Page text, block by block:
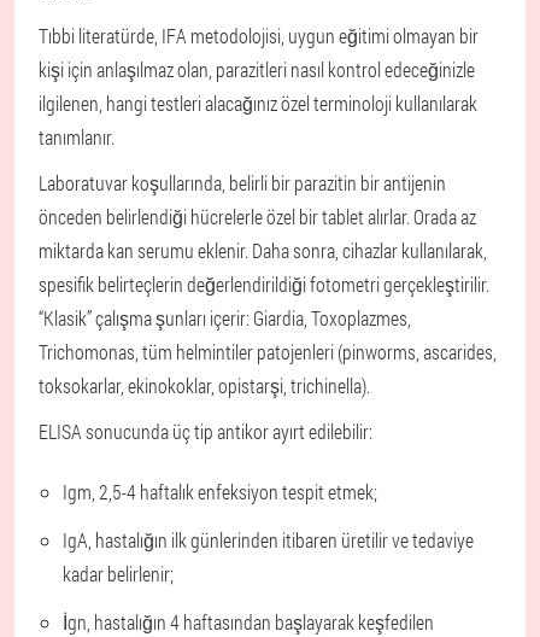
Tıbbi literatürde, IFA metodolojisi, uygun eğitimi olmayan bir
kişi için anlaşılmaz olan, parazitleri nasıl kontrol edeceğinizle
ilgilenen, hangi testleri alacağınız özel terminoloji kullanılarak
tanımlanır.
Laboratuvar koşullarında, belirli bir parazitin bir antijenin
önceden belirlendiği hücrelerle özel bir tablet alırlar. Orada az
miktarda kan serumu eklenir. Daha sonra, cihazlar kullanılarak,
spesifik belirteçlerin değerlendirildiği fotometri gerçekleştirilir.
“Klasik” çalışma şunları içerir: Giardia, Toxoplazmes,
Trichomonas, tüm helmintiler patojenleri (pinworms, ascarides,
toksokarlar, ekinokoklar, opistarşi, trichinella).
ELISA sonucunda üç tip antikor ayırt edilebilir:
Igm , 2,5-4 haftalık enfeksiyon tespit etmek;
IgA , hastalığın ilk günlerinden itibaren üretilir ve tedaviye
kadar belirlenir;
İgn , hastalığın 4 haftasından başlayarak keşfedilen